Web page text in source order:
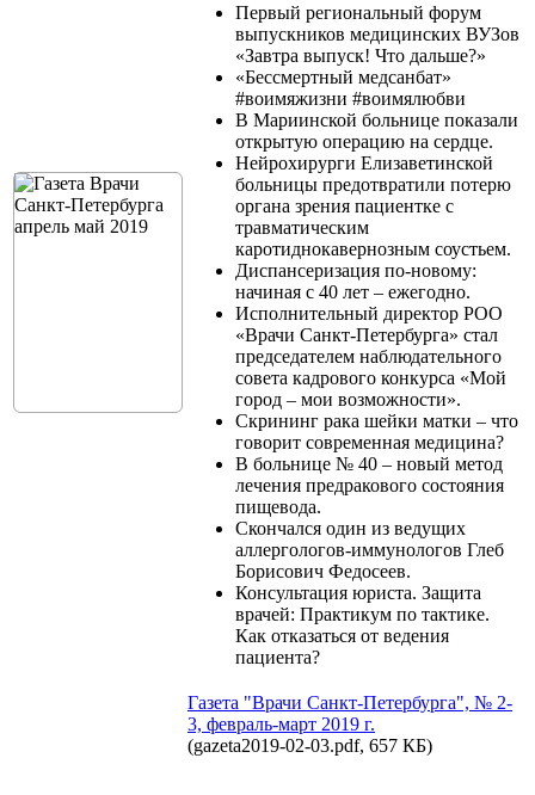
Первый региональный форум
выпускников медицинских ВУЗов
«Завтра выпуск! Что дальше?»
«Бессмертный медсанбат»
#воимяжизни #воимялюбви
В Мариинской больнице показали
открытую операцию на сердце.
Нейрохирурги Елизаветинской
больницы предотвратили потерю
органа зрения пациентке с
травматическим
каротиднокавернозным соустьем.
Диспансеризация по-новому:
начиная с 40 лет – ежегодно.
Исполнительный директор РОО
«Врачи Санкт-Петербурга» стал
председателем наблюдательного
совета кадрового конкурса «Мой
город – мои возможности».
Скрининг рака шейки матки – что
говорит современная медицина?
В больнице № 40 – новый метод
лечения предракового состояния
пищевода.
Скончался один из ведущих
аллергологов-иммунологов Глеб
Борисович Федосеев.
Консультация юриста. Защита
врачей: Практикум по тактике.
Как отказаться от ведения
пациента?
Газета "Врачи Санкт-Петербурга", № 2-
3, февраль-март 2019 г.
(gazeta2019-02-03.pdf, 657 КБ)